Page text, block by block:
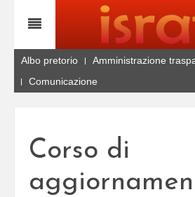
Albo pretorio
Amministrazione
Comunicazione
Corso di